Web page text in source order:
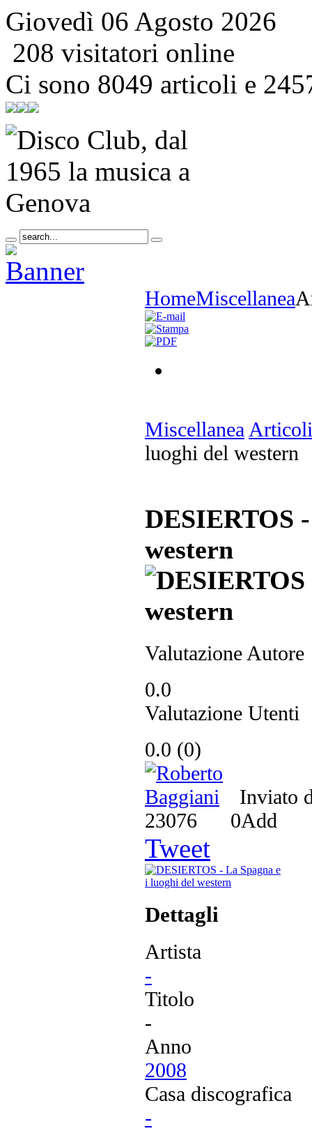
Giovedì 06 Agosto 2026
208 visitatori online
Ci sono 8049 articoli e
HomeMiscellanea
Miscellanea
luoghi del western
DESIERTOS
western
Valutazione Autore
0.0
Valutazione Utenti
0.0 (0)
Inviato
23076
0Add
Tweet
Dettagli
Artista
-
Titolo
-
Anno
2008
Casa discografica
-